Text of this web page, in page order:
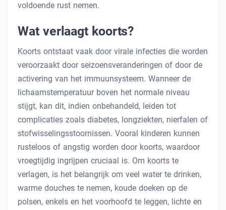
voldoende rust nemen.
Wat verlaagt koorts?
Koorts ontstaat vaak door virale infecties die worden
veroorzaakt door seizoensveranderingen of door de
activering van het immuunsysteem. Wanneer de
lichaamstemperatuur boven het normale niveau
stijgt, kan dit, indien onbehandeld, leiden tot
complicaties zoals diabetes, longziekten, nierfalen of
stofwisselingsstoornissen. Vooral kinderen kunnen
rusteloos of angstig worden door koorts, waardoor
vroegtijdig ingrijpen cruciaal is. Om koorts te
verlagen, is het belangrijk om veel water te drinken,
warme douches te nemen, koude doeken op de
polsen, enkels en het voorhoofd te leggen, lichte en